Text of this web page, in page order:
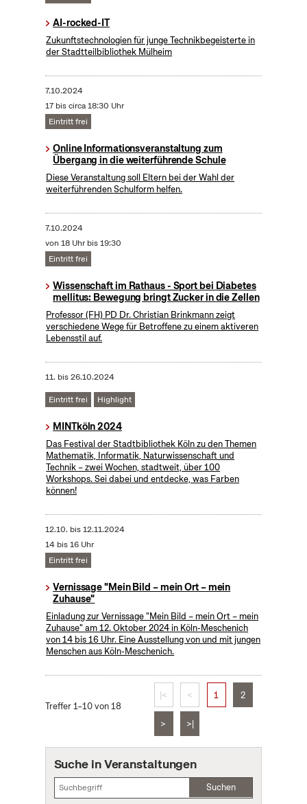
AI-rocked-IT
Zukunftstechnologien für junge Technikbegeisterte in
der Stadtteilbibliothek Mülheim
7.10.2024
17 bis circa 18:30 Uhr
Eintritt frei
Online Informationsveranstaltung zum
Übergang in die weiterführende Schule
Diese Veranstaltung soll Eltern bei der Wahl der
weiterführenden Schulform helfen.
7.10.2024
von 18 Uhr bis 19:30
Eintritt frei
Wissenschaft im Rathaus - Sport bei Diabetes
mellitus: Bewegung bringt Zucker in die Zellen
Professor (FH) PD Dr. Christian Brinkmann zeigt
verschiedene Wege für Betroffene zu einem aktiveren
Lebensstil auf.
11. bis26.10.2024
Eintritt frei Highlight
MINTköln 2024
Das Festival der Stadtbibliothek Köln zu den Themen
Mathematik, Informatik, Naturwissenschaft und
Technik – zwei Wochen, stadtweit, über 100
Workshops. Sei dabei und entdecke, was Farben
können!
12.10. bis12.11.2024
14 bis 16 Uhr
Eintritt frei
Vernissage "Mein Bild – mein Ort – mein
Zuhause"
Einladung zur Vernissage "Mein Bild – mein Ort – mein
Zuhause" am 12. Oktober 2024 in Köln-Meschenich
von 14 bis 16 Uhr. Eine Ausstellung von und mit jungen
Menschen aus Köln-Meschenich.
Treffer 1–10 von 18
|< < 1 2
> >|
Suche in Veranstaltungen
Suchen